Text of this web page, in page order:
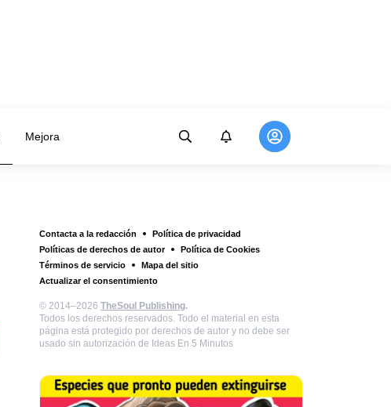
Mejora
Contacta a la redacción
Política de privacidad
Políticas de derechos de autor
Política de Cookies
Términos de servicio
Mapa del sitio
Actualizar el consentimiento
© 2014–2026 TheSoul Publishing.
Todos los derechos reservados. Todo el material en esta
página está protegido por derechos de autor y no debe ser
usado sin autorización de Ideas En 5 Minutos